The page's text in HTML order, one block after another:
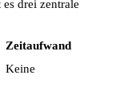
drei zentrale
Zeitaufwand
Keine